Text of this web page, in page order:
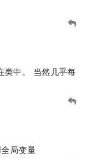
类中。 当然几乎每
局变量